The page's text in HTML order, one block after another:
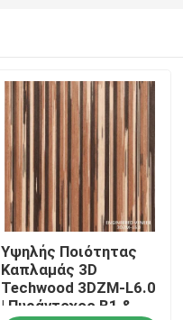
Υψηλής Ποιότητας
Καπλαμάς 3D
Techwood 3DZM-L6.0
| Πυράντοχος B1 &